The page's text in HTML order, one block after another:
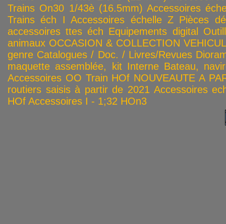
Trains On30 1/43è (16.5mm) Accessoires
Trains éch I Accessoires échelle Z Pièces
accessoires ttes éch Equipements digital
animaux OCCASION & COLLECTION
genre Catalogues / Doc. / Livres/Revues
maquette assemblée, kit Interne Bateau,
Accessoires OO Train HOf NOUVEAUTE A
routiers saisis à partir de 2021 Accessoires
HOf Accessoires I - 1;32 HOn3